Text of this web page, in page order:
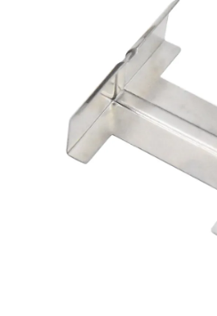
Контактирайте Нас